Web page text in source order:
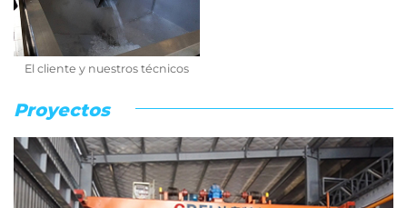
El cliente y nuestros técnicos
Proyectos